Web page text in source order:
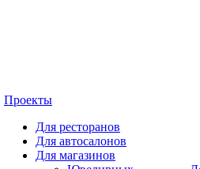
Проекты
Для ресторанов
Для автосалонов
Для магазинов